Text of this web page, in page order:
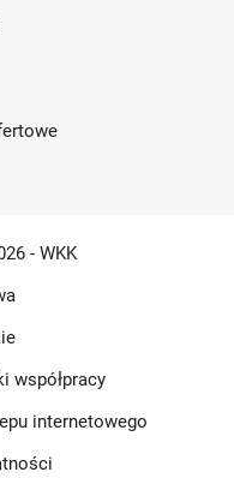
- WKK
współpracy
internetowego